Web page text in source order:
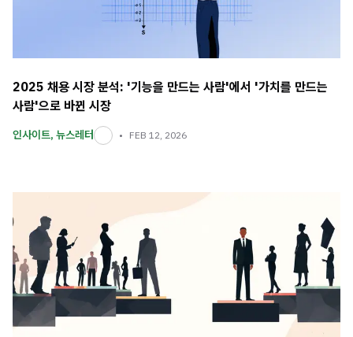
2025 채용 시장 분석: '기능을 만드는 사람'에서 '가치를 만드는
사람'으로 바뀐 시장
인사이트, 뉴스레터 FEB 12, 2026